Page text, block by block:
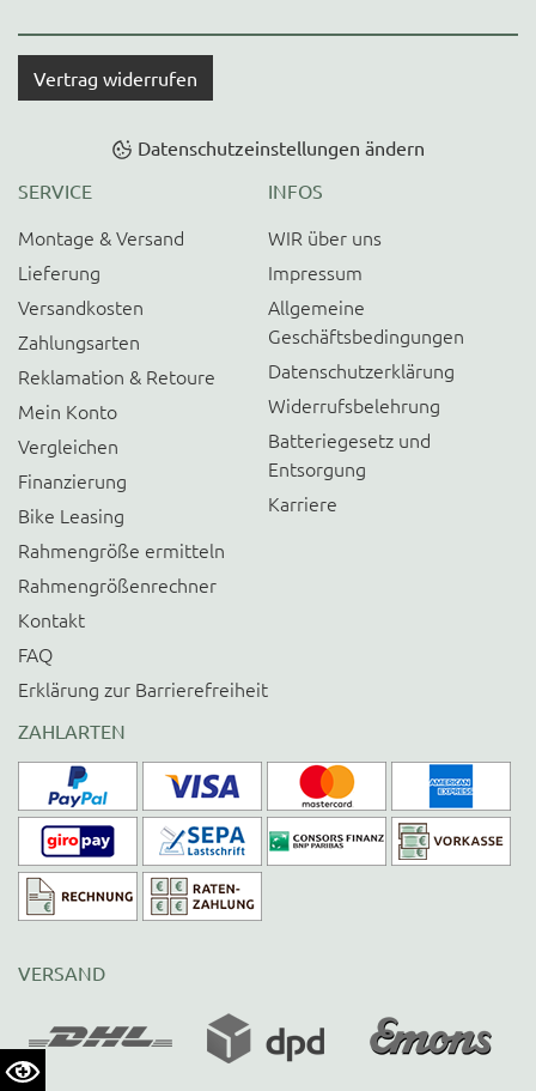
Vertrag widerrufen
Datenschutzeinstellungen ändern
SERVICE
Montage & Versand
Lieferung
Versandkosten
Zahlungsarten
Reklamation & Retoure
Mein Konto
Vergleichen
Finanzierung
Bike Leasing
Rahmengröße ermitteln
Rahmengrößenrechner
Kontakt
FAQ
Erklärung zur Barrierefreiheit
INFOS
WIR über uns
Impressum
Allgemeine
Geschäftsbedingungen
Datenschutzerklärung
Widerrufsbelehrung
Batteriegesetz und
Entsorgung
Karriere
ZAHLARTEN
VERSAND